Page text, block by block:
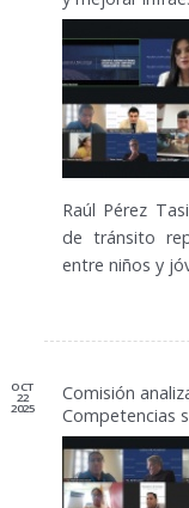
Raúl Pérez
de tránsito
entre niños y
OCT
22
2025
Comisión
Competencias